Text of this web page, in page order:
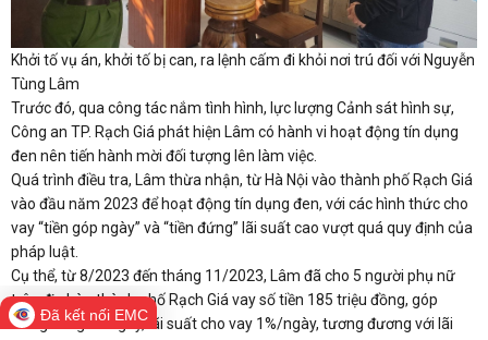
Khởi tố vụ án, khởi tố bị can, ra lệnh cấm đi khỏi nơi trú đối với Nguyễn
Tùng Lâm
Trước đó, qua công tác nắm tình hình, lực lượng Cảnh sát hình sự,
Công an TP. Rạch Giá phát hiện Lâm có hành vi hoạt động tín dụng
đen nên tiến hành mời đối tượng lên làm việc.
Quá trình điều tra, Lâm thừa nhận, từ Hà Nội vào thành phố Rạch Giá
vào đầu năm 2023 để hoạt động tín dụng đen, với các hình thức cho
vay “tiền góp ngày” và “tiền đứng” lãi suất cao vượt quá quy định của
pháp luật.
Cụ thể, từ 8/2023 đến tháng 11/2023, Lâm đã cho 5 người phụ nữ
trên địa bàn thành phố Rạch Giá vay số tiền 185 triệu đồng, góp
trong vòng 25 ngày, lãi suất cho vay 1%/ngày, tương đương với lãi
Đã kết nối EMC